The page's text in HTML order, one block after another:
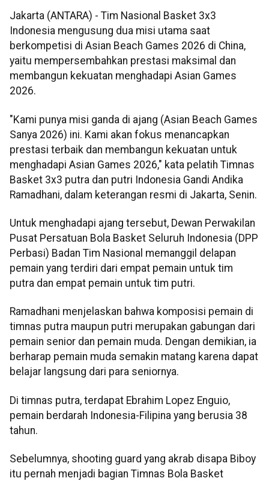
Jakarta (ANTARA) - Tim Nasional Basket 3x3
Indonesia mengusung dua misi utama saat
berkompetisi di Asian Beach Games 2026 di China,
yaitu mempersembahkan prestasi maksimal dan
membangun kekuatan menghadapi Asian Games
2026.
"Kami punya misi ganda di ajang (Asian Beach Games
Sanya 2026) ini. Kami akan fokus menancapkan
prestasi terbaik dan membangun kekuatan untuk
menghadapi Asian Games 2026," kata pelatih Timnas
Basket 3x3 putra dan putri Indonesia Gandi Andika
Ramadhani, dalam keterangan resmi di Jakarta, Senin.
Untuk menghadapi ajang tersebut, Dewan Perwakilan
Pusat Persatuan Bola Basket Seluruh Indonesia (DPP
Perbasi) Badan Tim Nasional memanggil delapan
pemain yang terdiri dari empat pemain untuk tim
putra dan empat pemain untuk tim putri.
Ramadhani menjelaskan bahwa komposisi pemain di
timnas putra maupun putri merupakan gabungan dari
pemain senior dan pemain muda. Dengan demikian, ia
berharap pemain muda semakin matang karena dapat
belajar langsung dari para seniornya.
Di timnas putra, terdapat Ebrahim Lopez Enguio,
pemain berdarah Indonesia-Filipina yang berusia 38
tahun.
Sebelumnya, shooting guard yang akrab disapa Biboy
itu pernah menjadi bagian Timnas Bola Basket